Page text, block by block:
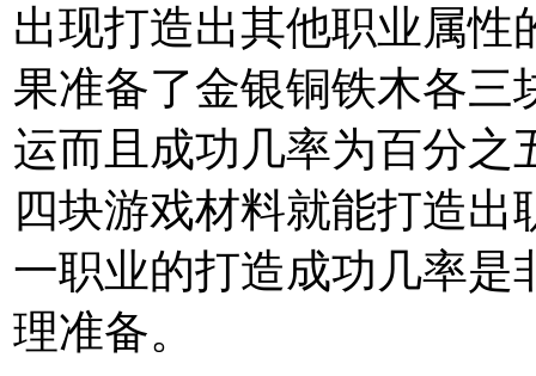
出现打造出其他职业属性
果准备了金银铜铁木各三
运而且成功几率为百分之
四块游戏材料就能打造
一职业的打造成功几率是
理准备。